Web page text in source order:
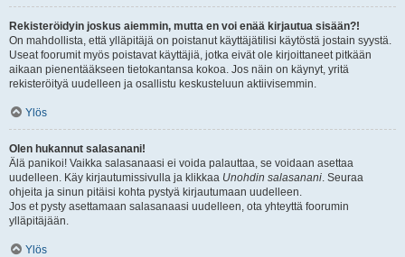
Rekisteröidyin joskus aiemmin, mutta en voi enää kirjautua sisään?!
On mahdollista, että ylläpitäjä on poistanut käyttäjätilisi käytöstä jostain syystä.
Useat foorumit myös poistavat käyttäjiä, jotka eivät ole kirjoittaneet pitkään
aikaan pienentääkseen tietokantansa kokoa. Jos näin on käynyt, yritä
rekisteröityä uudelleen ja osallistu keskusteluun aktiivisemmin.
Ylös
Olen hukannut salasanani!
Älä panikoi! Vaikka salasanaasi ei voida palauttaa, se voidaan asettaa
uudelleen. Käy kirjautumissivulla ja klikkaa Unohdin salasanani. Seuraa
ohjeita ja sinun pitäisi kohta pystyä kirjautumaan uudelleen.
Jos et pysty asettamaan salasanaasi uudelleen, ota yhteyttä foorumin
ylläpitäjään.
Ylös